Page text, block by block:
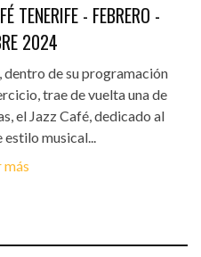
TENERIFE - FEBRERO -
2024
dentro de su programación
trae de vuelta una de
el Jazz Café, dedicado al
musical...
más